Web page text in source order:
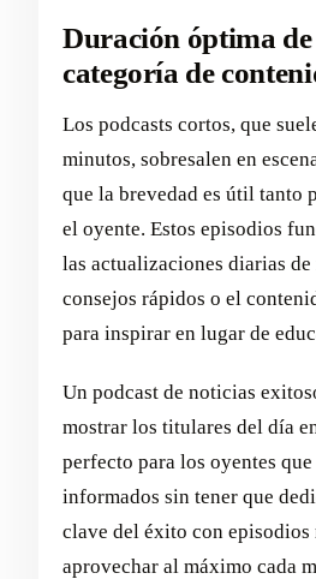
Duración óptima
categoría de
Los podcasts cortos, que
minutos, sobresalen en
que la brevedad es útil tanto
el oyente. Estos episodios
las actualizaciones diarias
consejos rápidos o el
para inspirar en lugar de
Un podcast de noticias
mostrar los titulares del día
perfecto para los oyentes que
informados sin tener que
clave del éxito con episodios
aprovechar al máximo cada